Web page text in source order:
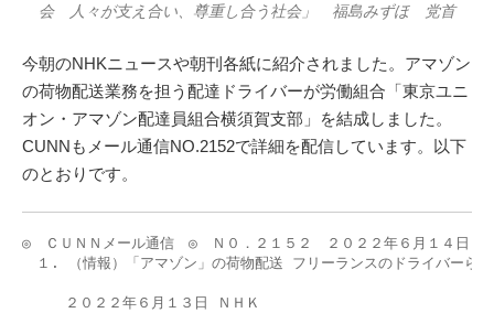
会 人々が支え合い、尊重し合う社会」 福島みずほ 党首
今朝のNHKニュースや朝刊各紙に紹介されました。アマゾン
の荷物配送業務を担う配達ドライバーが労働組合「東京ユニ
オン・アマゾン配達員組合横須賀支部」を結成しました。
CUNNもメール通信NO.2152で詳細を配信しています。以下
のとおりです。
◎　ＣＵＮＮメール通信　◎　Ｎ０．２１５２　２０２２年６月１４日
１. （情報）「アマゾン」の荷物配送 フリーランスのドライバーら
２０２２年６月１３日 ＮＨＫ